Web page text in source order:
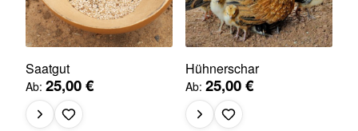
Saatgut
Ab 25,00 €
Hühnerschar
Ab 25,00 €